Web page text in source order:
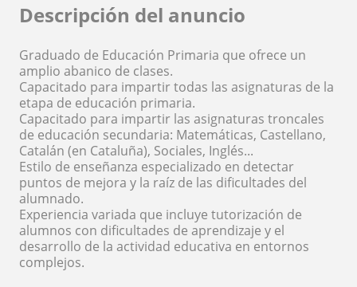
Descripción del anuncio
Graduado de Educación Primaria que ofrece un
amplio abanico de clases.
Capacitado para impartir todas las asignaturas de la
etapa de educación primaria.
Capacitado para impartir las asignaturas troncales
de educación secundaria: Matemáticas, Castellano,
Catalán (en Cataluña), Sociales, Inglés...
Estilo de enseñanza especializado en detectar
puntos de mejora y la raíz de las dificultades del
alumnado.
Experiencia variada que incluye tutorización de
alumnos con dificultades de aprendizaje y el
desarrollo de la actividad educativa en entornos
complejos.